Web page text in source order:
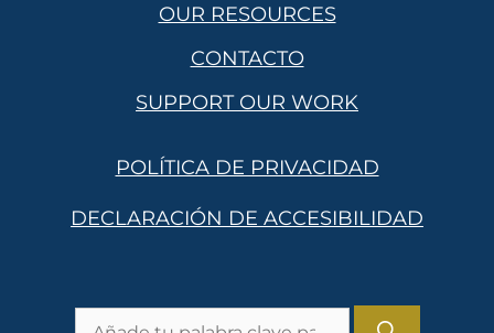
OUR RESOURCES
CONTACTO
SUPPORT OUR WORK
POLÍTICA DE PRIVACIDAD
DECLARACIÓN DE ACCESIBILIDAD
Busca: